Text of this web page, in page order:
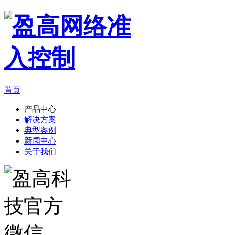
首页
产品中心
解决方案
典型案例
新闻中心
关于我们